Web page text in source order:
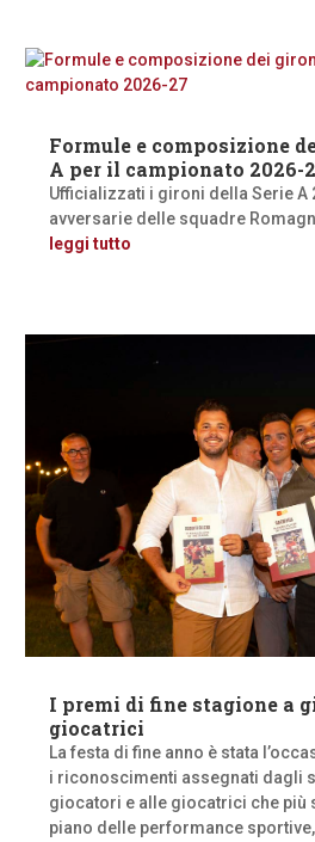
Formule e composizione
A per il campionato 2026-
Ufficializzati i gironi della Serie A
avversarie delle squadre
leggi tutto
I premi di fine stagione a
giocatrici
La festa di fine anno è stata
i riconoscimenti assegnati dagli
giocatori e alle giocatrici che più
piano delle performance